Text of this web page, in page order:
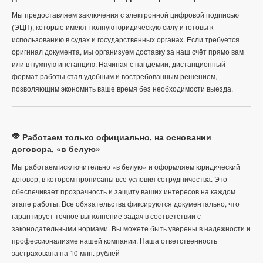
Мы предоставляем заключения с электронной цифровой подписью
(ЭЦП), которые имеют полную юридическую силу и готовы к
использованию в судах и государственных органах. Если требуется
оригинал документа, мы организуем доставку за наш счёт прямо вам
или в нужную инстанцию. Начиная с пандемии, дистанционный
формат работы стал удобным и востребованным решением,
позволяющим экономить ваше время без необходимости выезда.
Работаем только официально, на основании
договора, «в белую»
Мы работаем исключительно «в белую» и оформляем юридический
договор, в котором прописаны все условия сотрудничества. Это
обеспечивает прозрачность и защиту ваших интересов на каждом
этапе работы. Все обязательства фиксируются документально, что
гарантирует точное выполнение задач в соответствии с
законодательными нормами. Вы можете быть уверены в надежности и
профессионализме нашей компании. Наша ответственность
застрахована на 10 млн. рублей